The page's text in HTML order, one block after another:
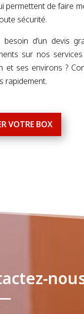
permettent de faire
sécurité.
besoin d’un devis
sur nos
et ses environs ?
rapidement.
VOTRE BOX